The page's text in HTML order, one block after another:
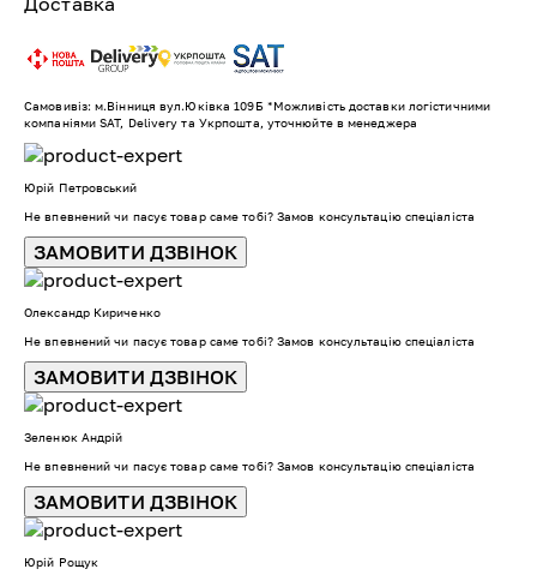
Самовивіз: м.Вінниця вул.Юківка 109Б *Можливість доставки логістичними
компаніями SAT, Delivery та Укрпошта, уточнюйте в менеджера
Юрій Петровський
Не впевнений чи пасує товар саме тобі? Замов консультацію спеціаліста
ЗАМОВИТИ ДЗВІНОК
Олександр Кириченко
Не впевнений чи пасує товар саме тобі? Замов консультацію спеціаліста
ЗАМОВИТИ ДЗВІНОК
Зеленюк Андрій
Не впевнений чи пасує товар саме тобі? Замов консультацію спеціаліста
ЗАМОВИТИ ДЗВІНОК
Юрій Рощук